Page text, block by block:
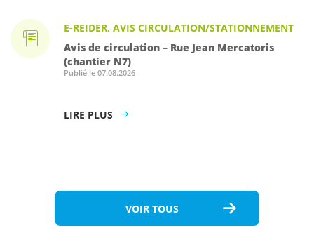
E-REIDER, AVIS CIRCULATION/STATIONNEMENT
Avis de circulation – Rue Jean Mercatoris
(chantier N7)
Publié le 07.08.2026
LIRE PLUS
VOIR TOUS